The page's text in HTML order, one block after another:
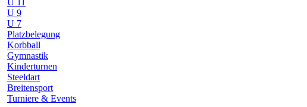
U 11
U 9
U 7
Platzbelegung
Korbball
Gymnastik
Kinderturnen
Steeldart
Breitensport
Turniere & Events